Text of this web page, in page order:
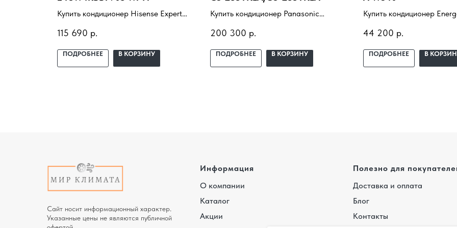
Купить кондиционер Hisense Expert
установкой под ключ. Подбор под
помещение, доставка,
115 690 р.
ПОДРОБНЕЕ В КОРЗИНУ
Купить кондиционер Panasonic
Z35YKEA с установкой под ключ.
Подбор под помещение, доставка,
200 300 р.
ПОДРОБНЕЕ В КОРЗИНУ
Купить кондиционер
ключ. Подбор под
доставка,
44 200 р.
ПОДРОБНЕЕ В
Сайт носит информационный характер.
Указанные цены не являются публичной
Информация
О компании
Каталог
Акции
Полезно для
Доставка и оплата
Блог
Контакты